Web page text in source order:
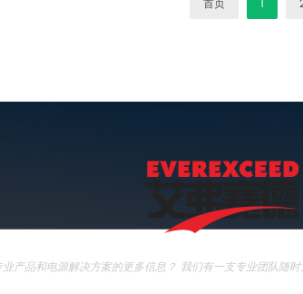
比具有更广泛的性能及可靠
产品广泛应用于UPS电源
机房、分布式能源、电
首页 1
产品和电源解决方案的更多信息？ 我们有一支专业团队随